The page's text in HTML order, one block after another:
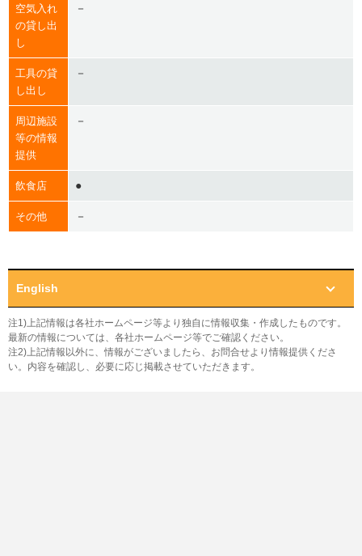
空気入れ
の貸し出
し
－
工具の貸
し出し
－
周辺施設
等の情報
提供
－
飲食店 ●
その他 －
English
注1)上記情報は各社ホームページ等より独自に情報収集・作成したものです。
最新の情報については、各社ホームページ等でご確認ください。
注2)上記情報以外に、情報がございましたら、お問合せより情報提供くださ
い。内容を確認し、必要に応じ掲載させていただきます。